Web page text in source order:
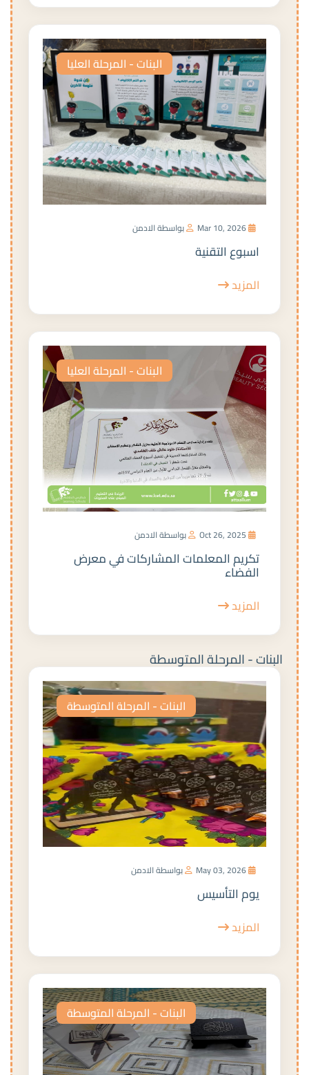
البنات - المرحلة العليا
بواسطة الادمن
اسبوع التقنية
المزيد
البنات - المرحلة العليا
بواسطة الادمن
تكريم المعلمات المشاركات في معرض
الفضاء
المزيد
البنات - المرحلة المتوسطة
البنات - المرحلة المتوسطة
بواسطة الادمن
يوم التأسيس
المزيد
البنات - المرحلة المتوسطة